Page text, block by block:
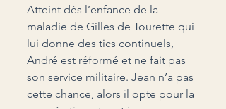
Atteint dès l’enfance de la
maladie de Gilles de Tourette qui
lui donne des tics continuels,
André est réformé et ne fait pas
son service militaire. Jean n’a pas
cette chance, alors il opte pour la